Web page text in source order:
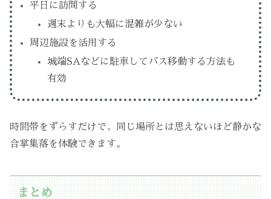
平日に訪問する
週末よりも大幅に混雑が少ない
周辺施設を活用する
城端SAなどに駐車してバス移動する方法も
有効
時間帯をずらすだけで、同じ場所とは思えないほど静かな
合掌集落を体験できます。
まとめ